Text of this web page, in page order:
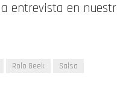
entrevista en
Rolo Geek Salsa